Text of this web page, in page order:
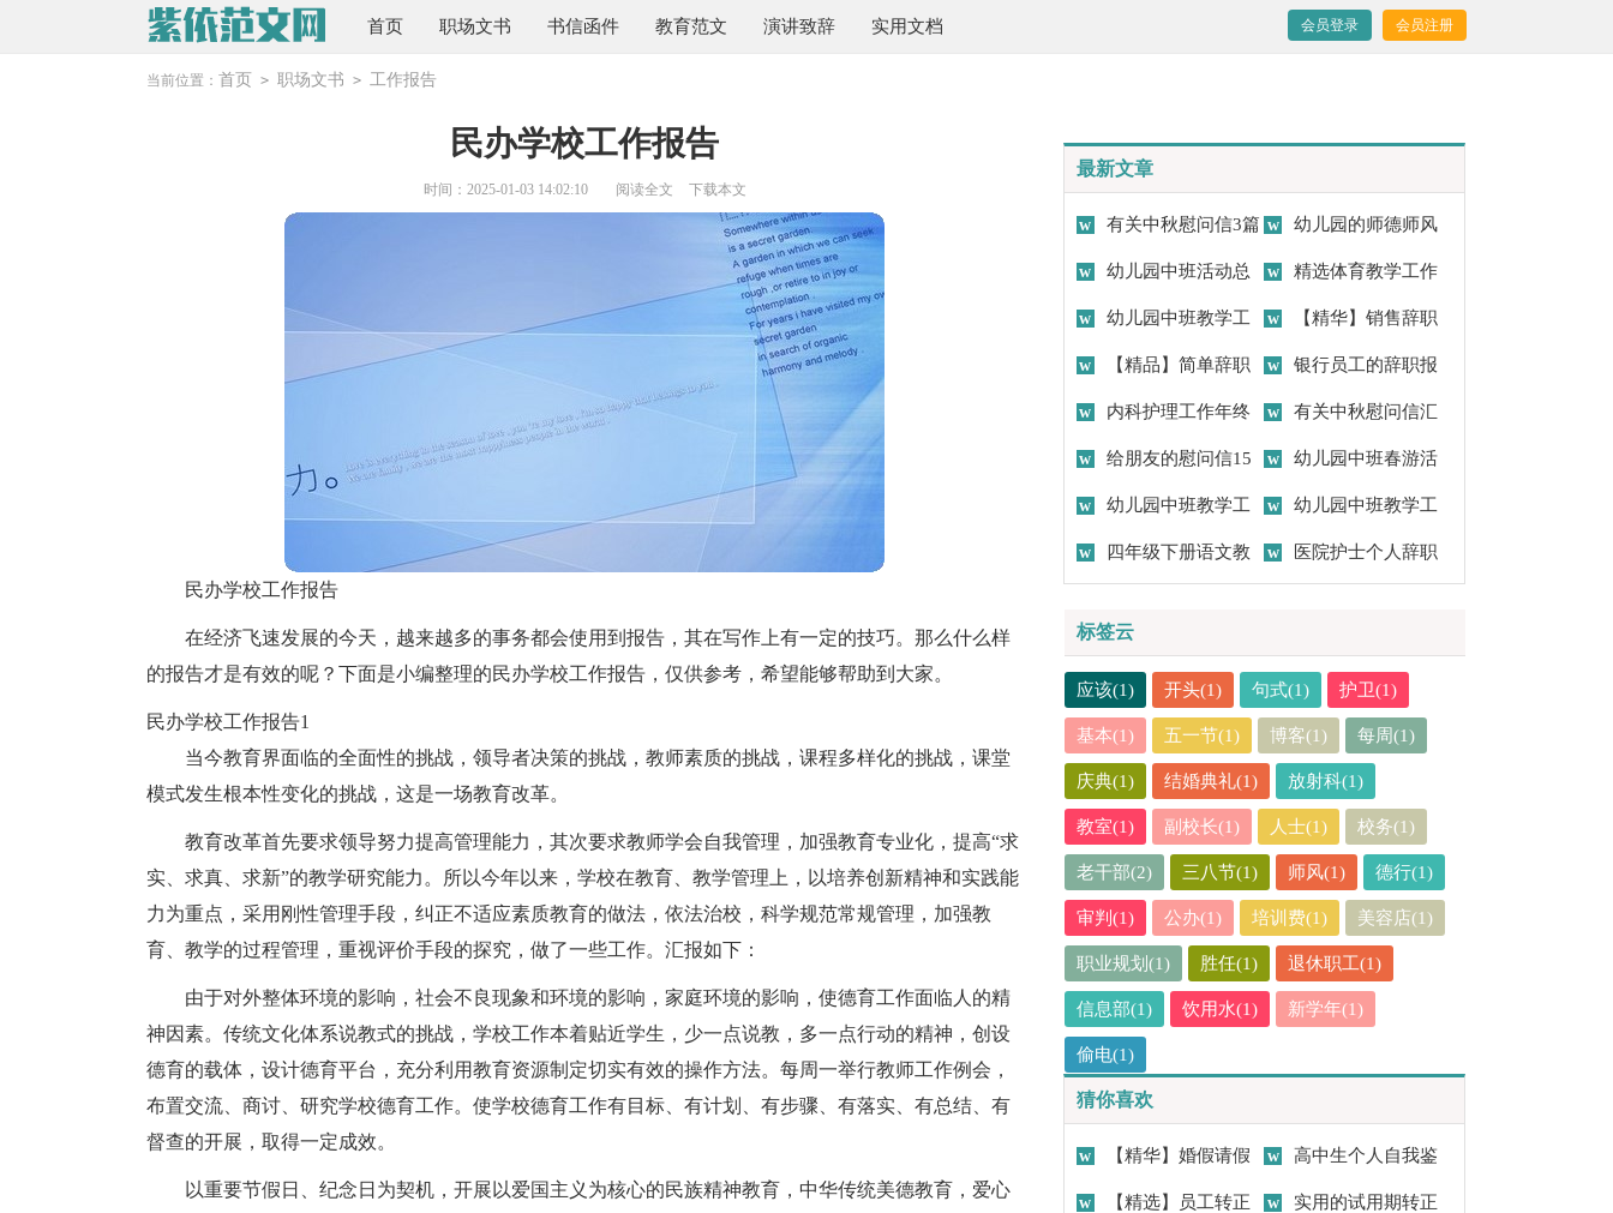
首页 职场文书 书信函件 教育范文 演讲致辞 实用文档 会员登录 会员注册
当前位置： 首页 > 职场文书 > 工作报告
民办学校工作报告
时间：2025-01-03 14:02:10 阅读全文 下载本文
民办学校工作报告
在经济飞速发展的今天，越来越多的事务都会使用到报告，其在写作上有一定的技巧。那么什么样
的报告才是有效的呢？下面是小编整理的民办学校工作报告，仅供参考，希望能够帮助到大家。
民办学校工作报告1
当今教育界面临的全面性的挑战，领导者决策的挑战，教师素质的挑战，课程多样化的挑战，课堂
模式发生根本性变化的挑战，这是一场教育改革。
教育改革首先要求领导努力提高管理能力，其次要求教师学会自我管理，加强教育专业化，提高“求
实、求真、求新”的教学研究能力。所以今年以来，学校在教育、教学管理上，以培养创新精神和实践能
力为重点，采用刚性管理手段，纠正不适应素质教育的做法，依法治校，科学规范常规管理，加强教
育、教学的过程管理，重视评价手段的探究，做了一些工作。汇报如下：
由于对外整体环境的影响，社会不良现象和环境的影响，家庭环境的影响，使德育工作面临人的精
神因素。传统文化体系说教式的挑战，学校工作本着贴近学生，少一点说教，多一点行动的精神，创设
德育的载体，设计德育平台，充分利用教育资源制定切实有效的操作方法。每周一举行教师工作例会，
布置交流、商讨、研究学校德育工作。使学校德育工作有目标、有计划、有步骤、有落实、有总结、有
督查的开展，取得一定成效。
以重要节假日、纪念日为契机，开展以爱国主义为核心的民族精神教育，中华传统美德教育，爱心
最新文章
有关中秋慰问信3篇 幼儿园的师德师风
自查报告4篇
幼儿园中班活动总
结
精选体育教学工作
总结范文锦集九篇
幼儿园中班教学工
作总结
【精华】销售辞职
报告范文集合五篇
【精品】简单辞职
报告集锦九篇
银行员工的辞职报
告
内科护理工作年终
总结
有关中秋慰问信汇
编六篇
给朋友的慰问信15
篇
幼儿园中班春游活
动总结
幼儿园中班教学工
作总结(15篇)
幼儿园中班教学工
作总结15篇
四年级下册语文教 医院护士个人辞职
标签云
应该(1) 开头(1) 句式(1) 护卫(1)
基本(1) 五一节(1) 博客(1) 每周(1)
庆典(1) 结婚典礼(1) 放射科(1)
教室(1) 副校长(1) 人士(1) 校务(1)
老干部(2) 三八节(1) 师风(1) 德行(1)
审判(1) 公办(1) 培训费(1) 美容店(1)
职业规划(1) 胜任(1) 退休职工(1)
信息部(1) 饮用水(1) 新学年(1)
偷电(1)
猜你喜欢
【精华】婚假请假
条请假条范文合集六篇
高中生个人自我鉴
定
【精选】员工转正 实用的试用期转正